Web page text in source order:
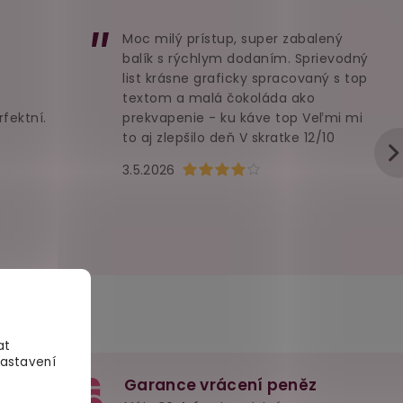
je 5 z 5 hvězdiček.
Hodnocení obchodu je 4 z 5
3.5.2026
Moc milý prístup, super zabalený
balík s rýchlym dodaním. Sprievodný
list krásne graficky spracovaný s top
textom a malá čokoláda ako
prekvapenie - ku káve top Veľmi mi
to aj zlepšilo deň V skratke 12/10
Garance vrácení peněz